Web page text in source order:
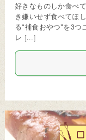
好きなものしか食べ
き嫌いせず食べてほ
る“補食おやつ”を3
レ […]